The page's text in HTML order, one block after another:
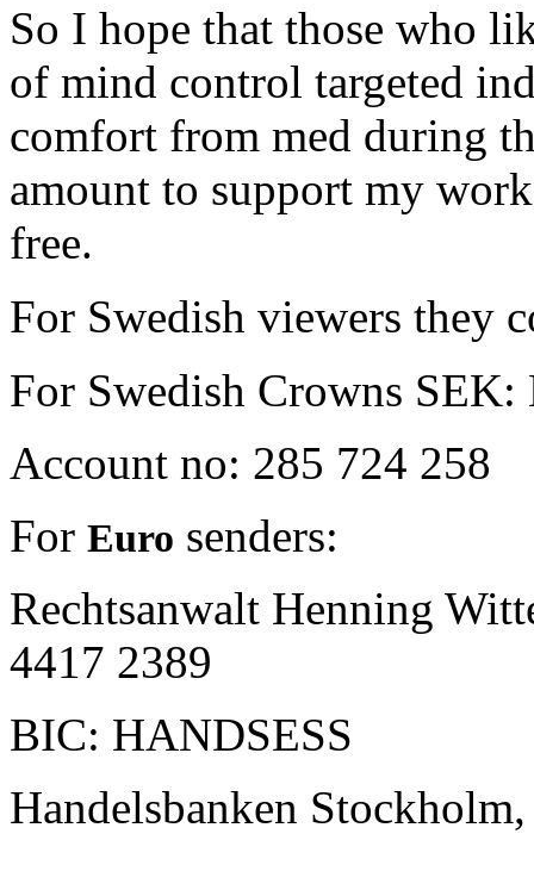
So I hope that those who
of mind control targeted
comfort from med during
amount to support my
free.
For Swedish viewers they
For Swedish Crowns SEK:
Account no: 285 724 258
For Euro senders:
Rechtsanwalt Henning
4417 2389
BIC: HANDSESS
Handelsbanken